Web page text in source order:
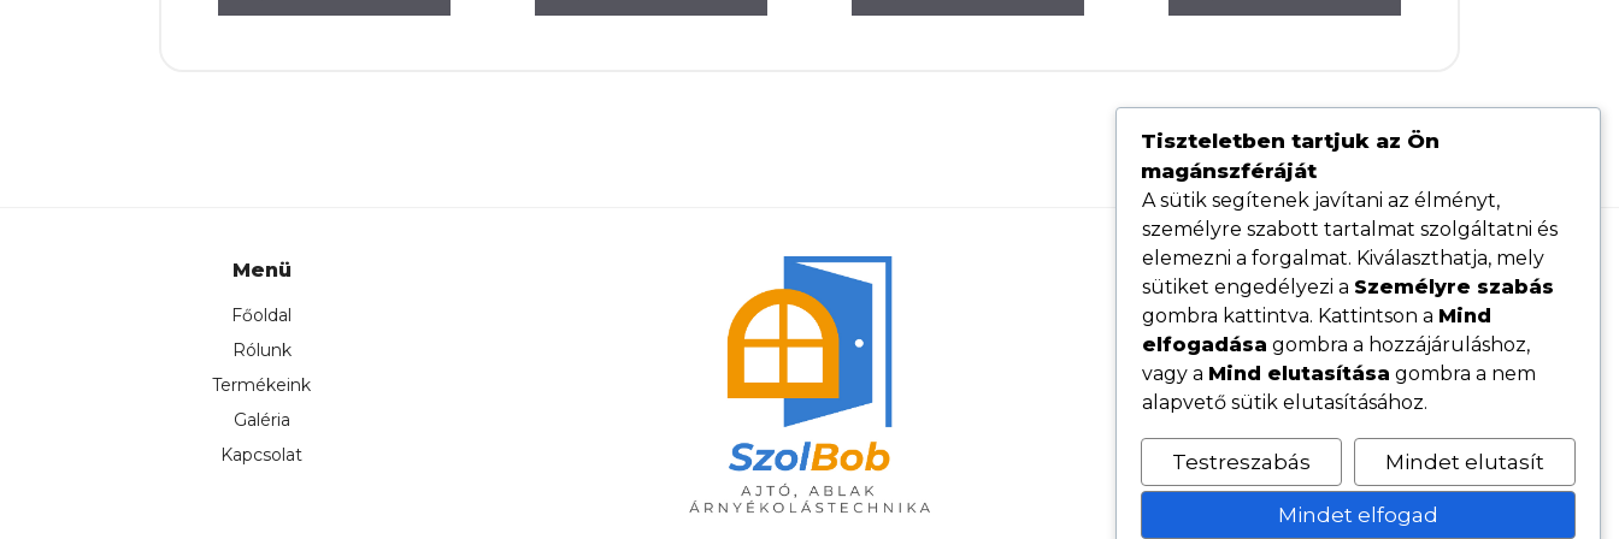
Menü
Főoldal
Rólunk
Termékeink
Galéria
Kapcsolat
Hasznos linkek
Adatvédelmi tájékoztató
ÁSZF
Cookie tájékoztató
Kövess minket közösségi oldalainkon
Tiszteletben tartjuk az Ön
magánszféráját
A sütik segítenek javítani az élményt,
személyre szabott tartalmat szolgáltatni és
elemezni a forgalmat. Kiválaszthatja, mely
sütiket engedélyezi a Személyre szabás
gombra kattintva. Kattintson a Mind
elfogadása gombra a hozzájáruláshoz,
vagy a Mind elutasítása gombra a nem
alapvető sütik elutasításához.
Testreszabás Mindet elutasít
Mindet elfogad